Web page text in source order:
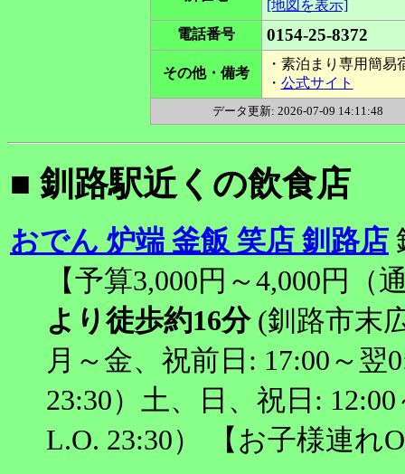
[地図を表示]
電話番号
0154-25-8372
その他・備考
・素泊まり専用簡易
・ 公式サイト
データ更新: 2026-07-09 14:11:48
■ 釧路駅近くの飲食店
おでん 炉端 釜飯 笑店 釧路店
【予算3,000円～4,000円
より徒歩約16分(釧路市末
月～金、祝前日: 17:00～翌
23:30）土、日、祝日:
L.O. 23:30） 【お子様連れ